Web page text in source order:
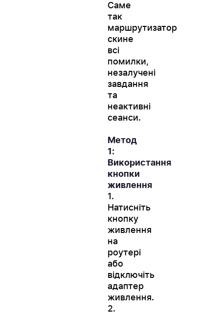
Саме
так
маршрутизатор
скине
всі
помилки,
незалучені
завдання
та
неактивні
сеанси.
Метод
1:
Використання
кнопки
живлення
1.
Натисніть
кнопку
живлення
на
роутері
або
відключіть
адаптер
живлення.
2.